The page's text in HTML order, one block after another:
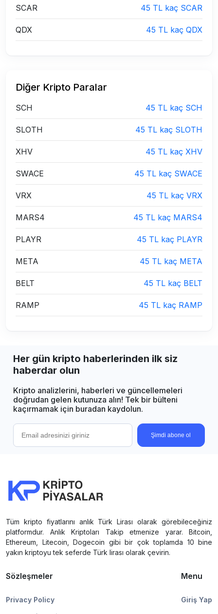
SCAR 45 TL kaç SCAR
QDX 45 TL kaç QDX
Diğer Kripto Paralar
SCH 45 TL kaç SCH
SLOTH 45 TL kaç SLOTH
XHV 45 TL kaç XHV
SWACE 45 TL kaç SWACE
VRX 45 TL kaç VRX
MARS4 45 TL kaç MARS4
PLAYR 45 TL kaç PLAYR
META 45 TL kaç META
BELT 45 TL kaç BELT
RAMP 45 TL kaç RAMP
Her gün kripto haberlerinden ilk siz
haberdar olun
Kripto analizlerini, haberleri ve güncellemeleri
doğrudan gelen kutunuza alın! Tek bir bülteni
kaçırmamak için buradan kaydolun.
Şimdi abone ol
Tüm kripto fiyatlarını anlık Türk Lirası olarak görebileceğiniz
platformdur. Anlık Kriptoları Takip etmenize yarar. Bitcoin,
Ethereum, Litecoin, Dogecoin gibi bir çok toplamda 10 bine
yakın kriptoyu tek seferde Türk lirası olarak çevirin.
Sözleşmeler
Privacy Policy
Menu
Giriş Yap